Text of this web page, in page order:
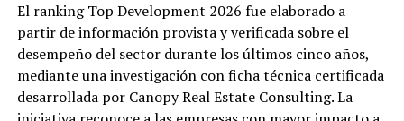
El ranking Top Development 2026 fue elaborado a
partir de información provista y verificada sobre el
desempeño del sector durante los últimos cinco años,
mediante una investigación con ficha técnica certificada
desarrollada por Canopy Real Estate Consulting. La